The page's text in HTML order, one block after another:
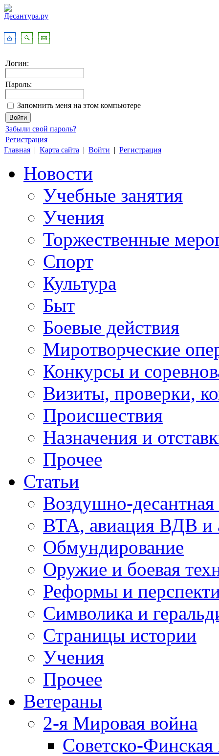
Логин:
Пароль:
Запомнить меня на этом компьютере
Забыли свой пароль?
Регистрация
Главная | Карта сайта | Войти | Регистрация
Новости
Учебные занятия
Учения
Торжественные
Спорт
Культура
Быт
Боевые действия
Миротворческие
Конкурсы и
Визиты, проверки,
Происшествия
Назначения и
Прочее
Статьи
Воздушно-десантная
ВТА, авиация ВДВ и
Обмундирование
Оружие и боевая
Реформы и
Символика и
Страницы истории
Учения
Прочее
Ветераны
2-я Мировая война
Советско-